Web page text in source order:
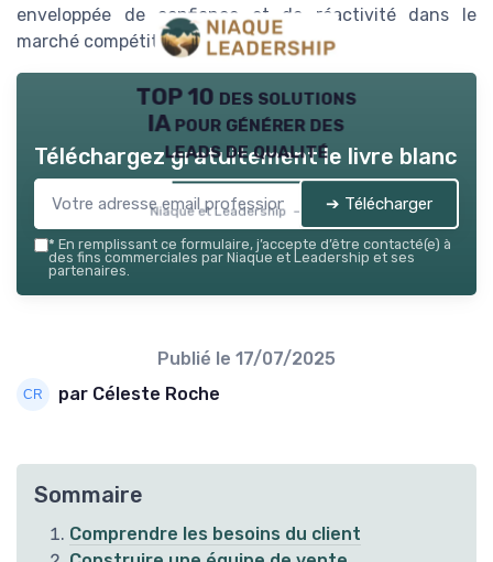
enveloppée de confiance et de réactivité dans le
marché compétitif actuel.
TOP 10 des solutions
IA pour générer des
leads de qualité
Niaque et Leadership — 2026
Téléchargez gratuitement le livre blanc
➔ Télécharger
* En remplissant ce formulaire, j’accepte d’être contacté(e) à
des fins commerciales par Niaque et Leadership et ses
partenaires.
Publié le 17/07/2025
par Céleste Roche
Sommaire
Comprendre les besoins du client